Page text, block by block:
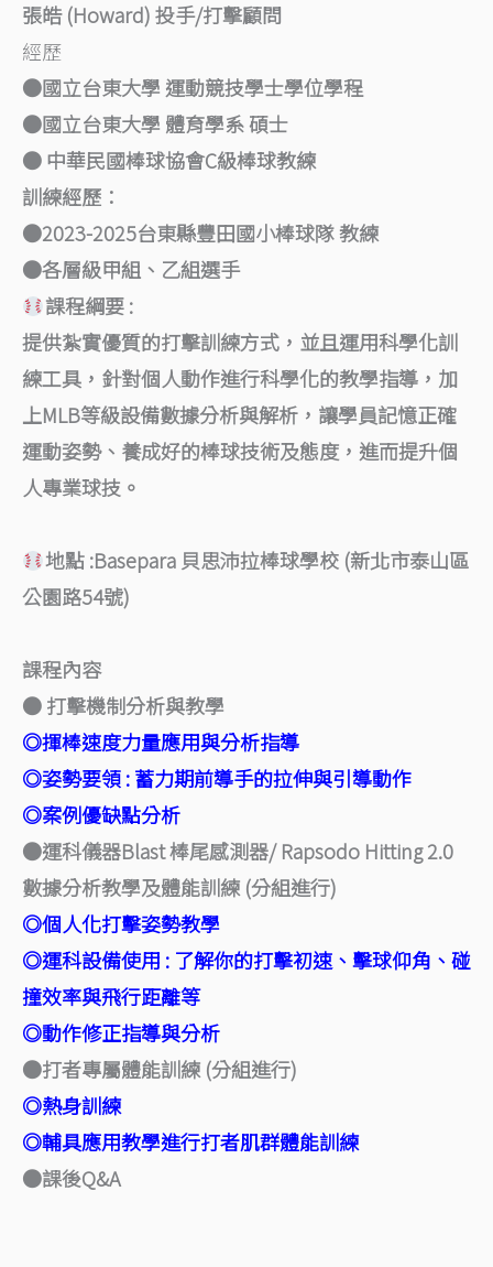
張皓 (Howard) 投手/打擊顧問
經歷
●國立台東大學 運動競技學士學位學程
●國立台東大學 體育學系 碩士
● 中華民國棒球協會C級棒球教練
訓練經歷：
●2023-2025台東縣豐田國小棒球隊 教練
●各層級甲組、乙組選手
課程綱要 :
提供紮實優質的打擊訓練方式，並且運用科學化訓
練工具，針對個人動作進行科學化的教學指導，加
上MLB等級設備數據分析與解析，讓學員記憶正確
運動姿勢、養成好的棒球技術及態度，進而提升個
人專業球技。
地點 :Basepara 貝思沛拉棒球學校 (新北市泰山區
公園路54號)
課程內容
● 打擊機制分析與教學
◎揮棒速度力量應用與分析指導
◎姿勢要領 : 蓄力期前導手的拉伸與引導動作
◎案例優缺點分析
●運科儀器Blast 棒尾感測器/ Rapsodo Hitting 2.0
數據分析教學及體能訓練 (分組進行)
◎個人化打擊姿勢教學
◎運科設備使用 : 了解你的打擊初速、擊球仰角、碰
撞效率與飛行距離等
◎動作修正指導與分析
●打者專屬體能訓練 (分組進行)
◎熱身訓練
◎輔具應用教學進行打者肌群體能訓練
●課後Q&A